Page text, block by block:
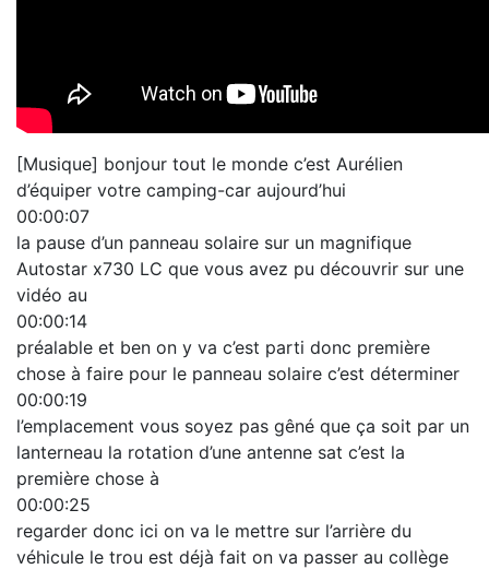
[Musique] bonjour tout le monde c’est Aurélien
d’équiper votre camping-car aujourd’hui
00:00:07
la pause d’un panneau solaire sur un magnifique
Autostar x730 LC que vous avez pu découvrir sur une
vidéo au
00:00:14
préalable et ben on y va c’est parti donc première
chose à faire pour le panneau solaire c’est déterminer
00:00:19
l’emplacement vous soyez pas gêné que ça soit par un
lanterneau la rotation d’une antenne sat c’est la
première chose à
00:00:25
regarder donc ici on va le mettre sur l’arrière du
véhicule le trou est déjà fait on va passer au collège